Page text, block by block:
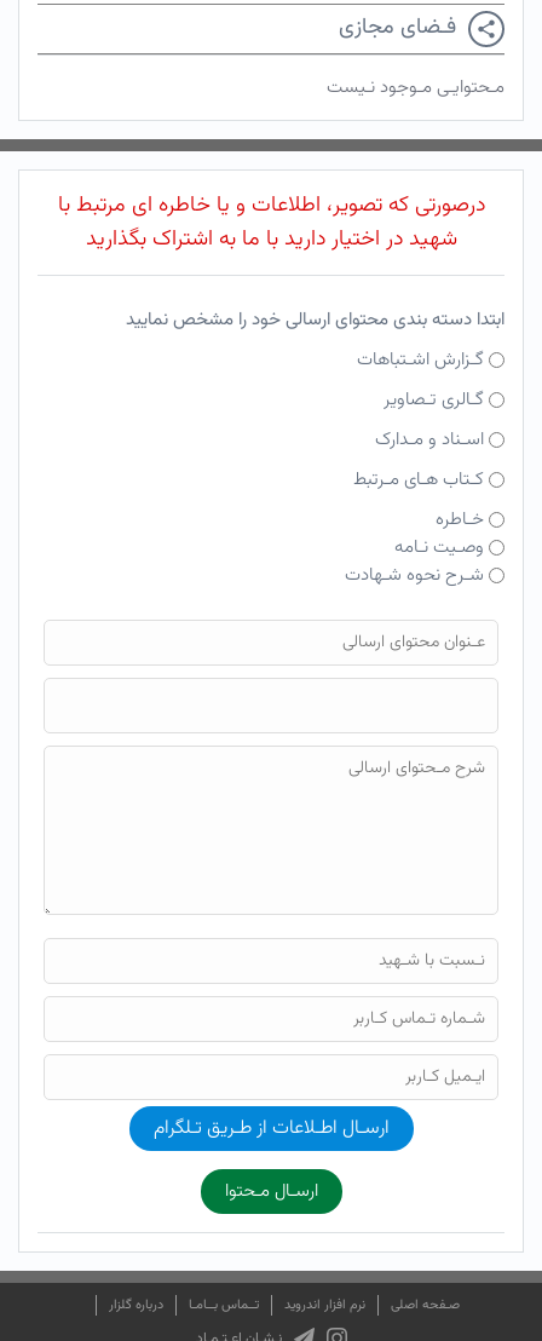
فـضای مجازی
مـحتوایـی مـوجود نـیست
درصورتی که تصویر، اطلاعات و یا خاطره ای مرتبط با
شهید در اختیار دارید با ما به اشتراک بگذارید
ابتدا دسته بندی محتوای ارسالی خود را مشخص نمایید
گـزارش اشـتباهات
گـالری تـصاویر
اسـناد و مـدارک
کـتاب هـای مـرتبط
خـاطره
وصـیت نـامه
شـرح نحوه شـهادت
فایل محتوای ارسالی
ارسـال اطـلاعات از طـریق تـلگرام
ارسـال مـحتوا
صـفحه اصلی نرم افزار اندروید تــماس بــامـا درباره گلزار